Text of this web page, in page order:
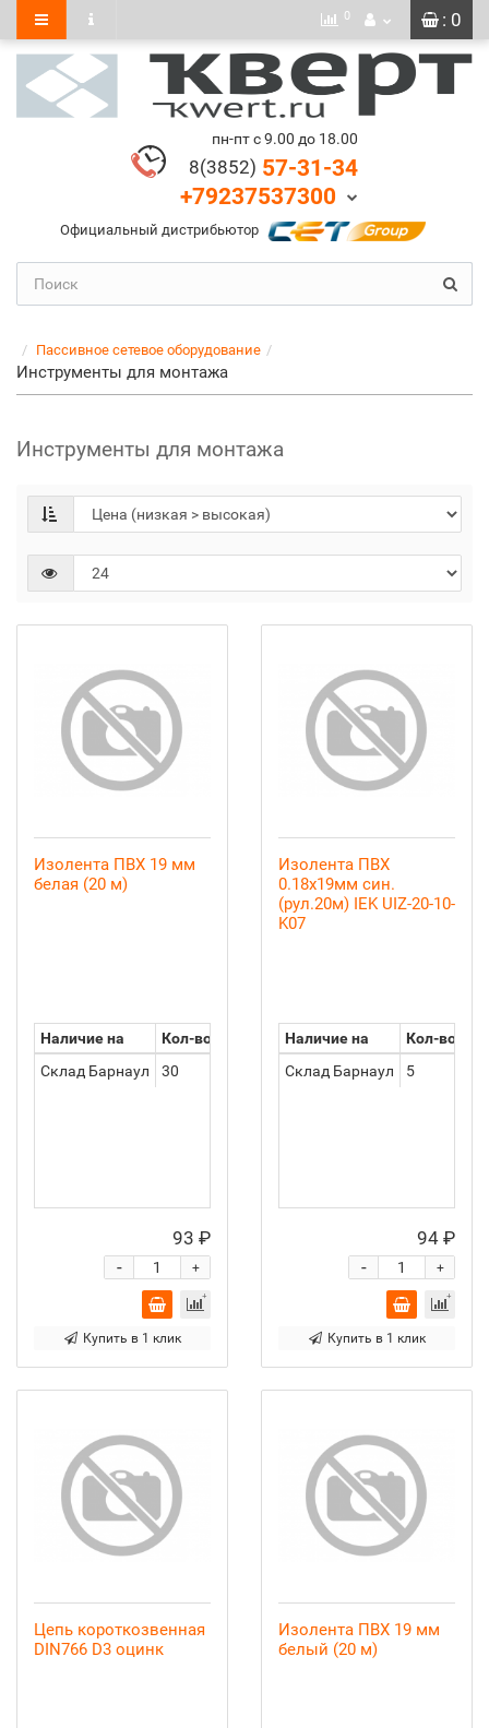
: 0
0
пн-пт с 9.00 до 18.00
8(3852) 57-31-34
+79237537300
Официальный дистрибьютор
Пассивное сетевое оборудование
Инструменты для монтажа
Инструменты для монтажа
Изолента ПВХ 19 мм
белая (20 м)
Наличие на
Кол-во
Склад Барнаул
30
93 ₽
+
-
Купить в 1 клик
Изолента ПВХ
0.18х19мм син.
(рул.20м) IEK UIZ-20-10-
K07
Наличие на
Кол-во
Склад Барнаул
5
94 ₽
+
-
Купить в 1 клик
Цепь короткозвенная
DIN766 D3 оцинк
Изолента ПВХ 19 мм
белый (20 м)